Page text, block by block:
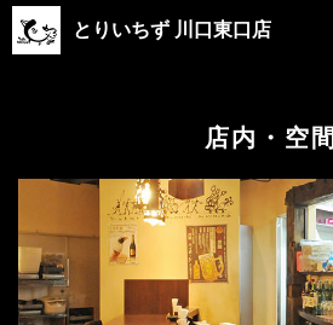
とりいちず 川口東口店
店内・空間